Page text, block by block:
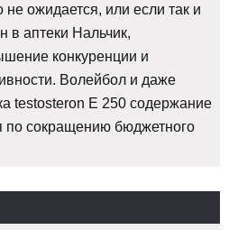
не ожидается, или если так и
в аптеки Нальчик,
конкуренции и
Волейбол и даже
testosteron E 250 содержание
по сокращению бюджетного